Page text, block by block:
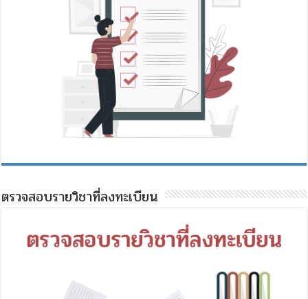
ตรวจสอบรายวิชาที่ลงทะเบียน